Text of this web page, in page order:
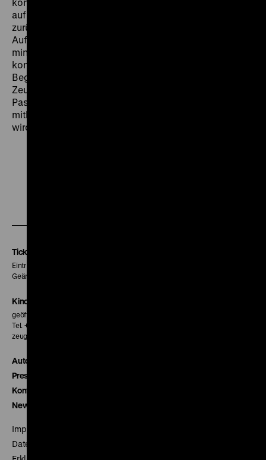
auf die neuartigen Möglichkeiten der Video-Aufnahme
zurück, ­die längere ununterbrochene
Aufzeichnungsdauer und das Vertrautheit schaffende
minimalistische Produktions-Set-Up. Außerdem
konnte das gedrehte Material Alphons Stiller direkt zur
Begutachtung vorgespielt werden, sodass der
Zeugnisgebende bei der Auswahl von relevanten
Passagen aus über 22 Stunden Interview-Material
mithalf und entsprechend als Ko-Regisseur geführt
wird. (chl)
Tickets
Eintritt 5 €
Geänderte Preise sind im Programm vermerkt.
Kinokasse
geöffnet 30 Minuten vor Beginn der ersten Vorstellung
Tel. + 49 30 20304-770
zeughauskino@dhm.de
Autor*innen
Presse
Kontakt
Newsletter
Impressum
Datenschutz